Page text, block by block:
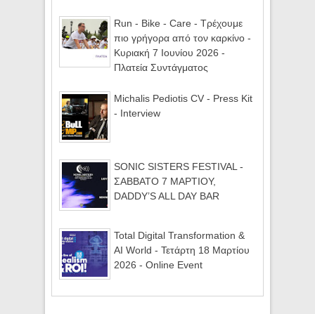
Run - Bike - Care - Τρέχουμε
πιο γρήγορα από τον καρκίνο -
Κυριακή 7 Ιουνίου 2026 -
Πλατεία Συντάγματος
Michalis Pediotis CV - Press Kit
- Interview
SONIC SISTERS FESTIVAL -
ΣΑΒΒΑΤΟ 7 ΜΑΡΤΙΟΥ,
DADDY’S ALL DAY BAR
Total Digital Transformation &
AI World - Τετάρτη 18 Μαρτίου
2026 - Online Event